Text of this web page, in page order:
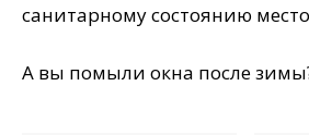
санитарному состоянию
А вы помыли окна после